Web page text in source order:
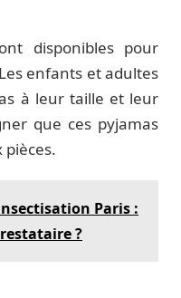
disponibles pour
enfants et adultes
à leur taille et leur
que ces pyjamas
Paris :
?